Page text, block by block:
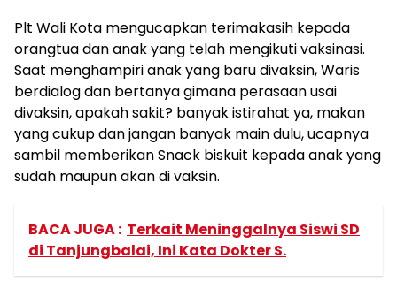
Plt Wali Kota mengucapkan terimakasih kepada
orangtua dan anak yang telah mengikuti vaksinasi.
Saat menghampiri anak yang baru divaksin, Waris
berdialog dan bertanya gimana perasaan usai
divaksin, apakah sakit? banyak istirahat ya, makan
yang cukup dan jangan banyak main dulu, ucapnya
sambil memberikan Snack biskuit kepada anak yang
sudah maupun akan di vaksin.
BACA JUGA : Terkait Meninggalnya Siswi SD
di Tanjungbalai, Ini Kata Dokter S.